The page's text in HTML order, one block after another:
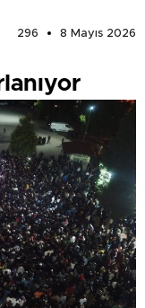
296
8 Mayıs 2026